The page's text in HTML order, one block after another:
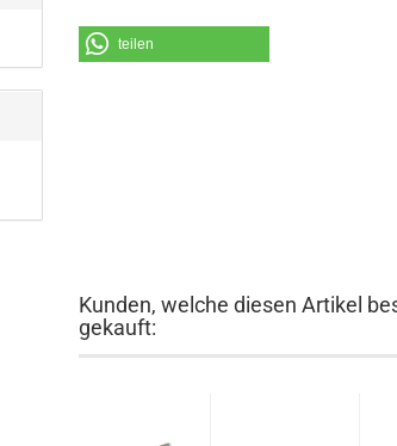
teilen
Kunden, welche diesen Artikel
gekauft: